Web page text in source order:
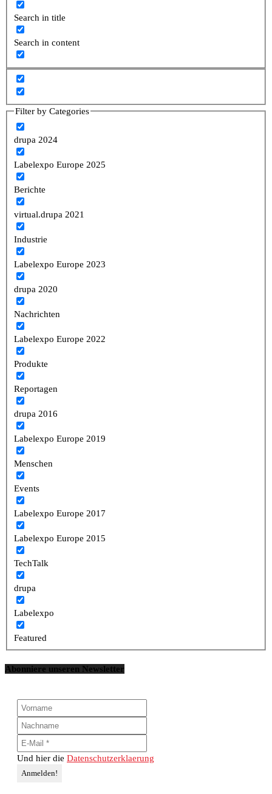
Search in title
Search in content
Filter by Categories
drupa 2024
Labelexpo Europe 2025
Berichte
virtual.drupa 2021
Industrie
Labelexpo Europe 2023
drupa 2020
Nachrichten
Labelexpo Europe 2022
Produkte
Reportagen
drupa 2016
Labelexpo Europe 2019
Menschen
Events
Labelexpo Europe 2017
Labelexpo Europe 2015
TechTalk
drupa
Labelexpo
Featured
Abonniere unseren Newsletter
Und hier die Datenschutzerklaerung